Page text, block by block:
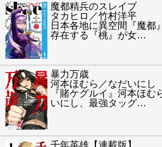
魔都精兵のスレイブ
タカヒロ／竹村洋平
日本各地に異空間『魔
存在する『桃』が女…
暴力万歳
河本ほむら／なだいにし
『賭ケグルイ』河本ほ
いにし、最強タッグ…
千年英雄【連載版】